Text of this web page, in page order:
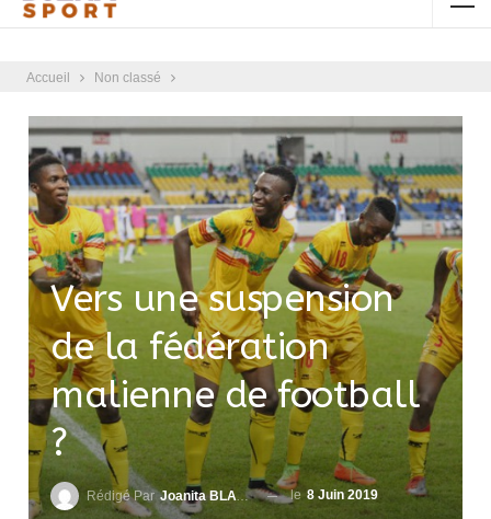
Accueil Non classé
Vers une suspension
de la fédération
malienne de football
?
Rédigé Par Joanita BLAVO-TSRI le 8 Juin 2019